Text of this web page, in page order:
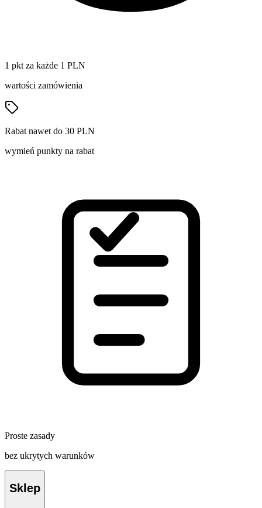
1 pkt za każde 1 PLN
wartości zamówienia
Rabat nawet do 30 PLN
wymień punkty na rabat
Proste zasady
bez ukrytych warunków
Sklep